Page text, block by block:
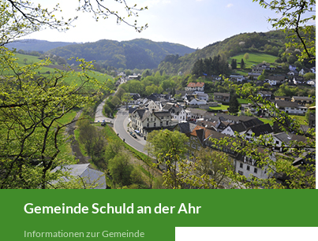
Gemeinde Schuld an der Ahr
Informationen zur Gemeinde